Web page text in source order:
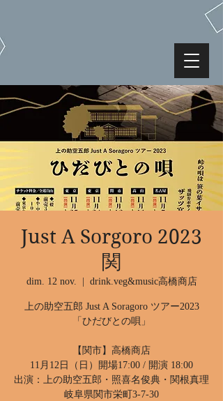
Just A Sorgoro 2023
関
dim. 12 nov. drink.veg&music高橋商店
上の助空五郎 Just A Soragoro ツアー2023
「ひだびとの唄」
【関市】高橋商店
11月12日（日）開場17:00 / 開演 18:00
出演：上の助空五郎・照喜名俊典・関根真理
岐阜県関市栄町3-7-30